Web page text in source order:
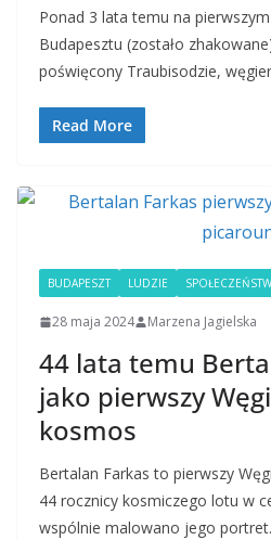
Ponad 3 lata temu na
Budapesztu (zostało
poświęcony Traubisodzie,
Read More
BUDAPESZT LUDZIE
28 maja 2024 Marzena Jagielska
44 lata temu
jako pierwszy
kosmos
Bertalan Farkas to pierwszy
44 rocznicy kosmiczego lotu w
wspólnie malowano jego portret.